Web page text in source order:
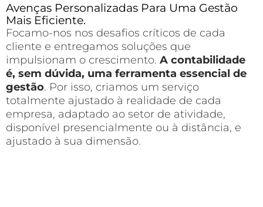
Avenças Personalizadas Para Uma Gestão
Mais Eficiente.
Focamo-nos nos desafios críticos de cada
cliente e entregamos soluções que
impulsionam o crescimento. A contabilidade
é, sem dúvida, uma ferramenta essencial de
gestão. Por isso, criamos um serviço
totalmente ajustado à realidade de cada
empresa, adaptado ao setor de atividade,
disponível presencialmente ou à distância, e
ajustado à sua dimensão.